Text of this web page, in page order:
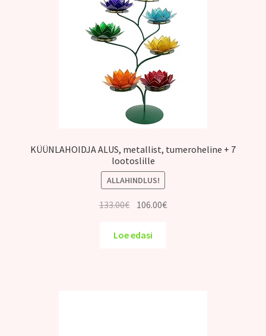
KÜÜNLAHOIDJA ALUS, metallist, tumeroheline + 7
lootoslille
ALLAHINDLUS!
133.00€ Algne
oli:
106.00€Praegune
Loe edasi